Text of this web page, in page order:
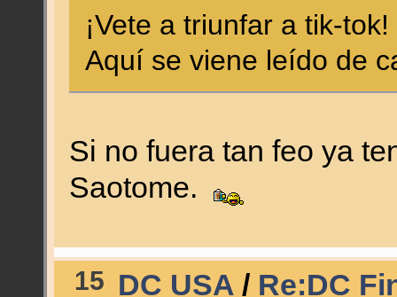
¡Vete a triunfar a tik-
Aquí se viene leído de
Si no fuera tan feo ya
Saotome.
15 DC USA / Re:DC